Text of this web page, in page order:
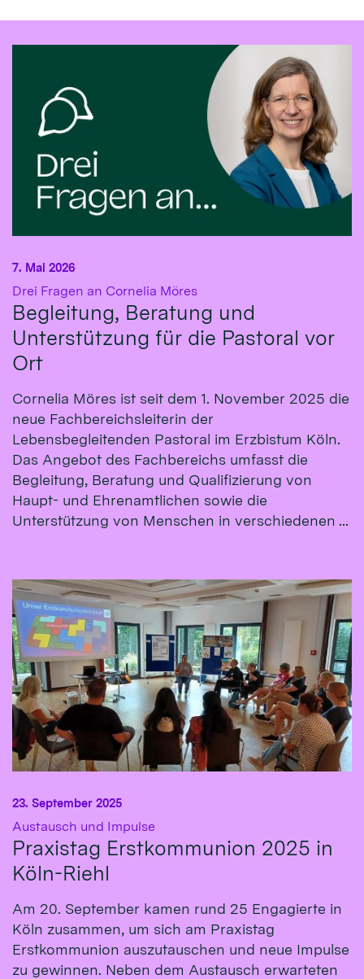
Drei Fragen an Cornelia Möres:
Begleitung, Beratung und
Unterstützung für die Pastoral vor
Ort
7. Mai 2026
Cornelia Möres ist seit dem 1. November 2025 die
neue Fachbereichsleiterin der
Lebensbegleitenden Pastoral im Erzbistum Köln.
Das Angebot des Fachbereichs umfasst die
Begleitung, Beratung und Qualifizierung von
Haupt- und Ehrenamtlichen sowie die
Unterstützung von Menschen in verschiedenen ...
Austausch und Impulse
Praxistag Erstkommunion 2025 in
Köln-Riehl
23. September 2025
Am 20. September kamen rund 25 Engagierte in
Köln zusammen, um sich am Praxistag
Erstkommunion auszutauschen und neue Impulse
zu gewinnen. Neben dem Austausch erwarteten